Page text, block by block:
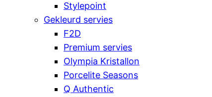
Stylepoint
Gekleurd servies
F2D
Premium servies
Olympia Kristallon
Porcelite Seasons
Q Authentic